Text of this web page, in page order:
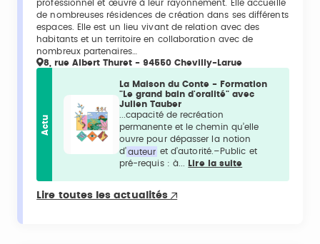
professionnel et œuvre à leur rayonnement. Elle accueille
de nombreuses résidences de création dans ses différents
espaces. Elle est un lieu vivant de relation avec des
habitants et un territoire en collaboration avec de
nombreux partenaires…
8, rue Albert Thuret - 94550 Chevilly-Larue
Actu
La Maison du Conte - Formation
"Le grand bain d'oralité" avec
Julien Tauber
...capacité de recréation
permanente et le chemin qu’elle
ouvre pour dépasser la notion
d’auteur et d’autorité.–Public et
pré-requis : à...
Lire la suite
Lire toutes les actualités